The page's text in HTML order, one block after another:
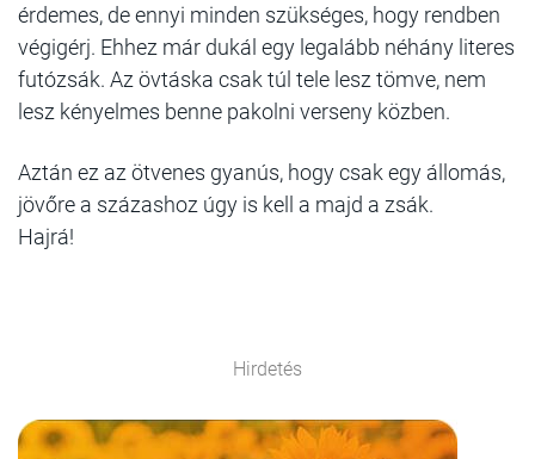
érdemes, de ennyi minden szükséges, hogy rendben
végigérj. Ehhez már dukál egy legalább néhány literes
futózsák. Az övtáska csak túl tele lesz tömve, nem
lesz kényelmes benne pakolni verseny közben.
Aztán ez az ötvenes gyanús, hogy csak egy állomás,
jövőre a százashoz úgy is kell a majd a zsák.
Hajrá!
Hirdetés